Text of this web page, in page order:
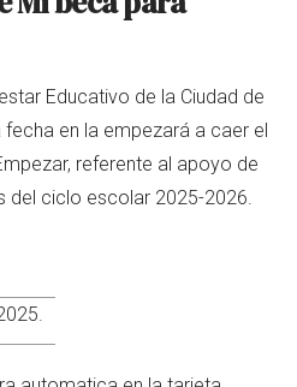
Educativo de la Ciudad de
en la empezará a caer el
referente al apoyo de
del ciclo escolar 2025-2026.